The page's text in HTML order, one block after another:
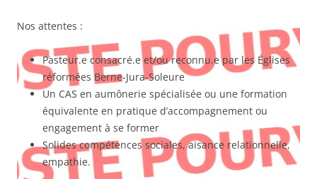
Nos attentes :
Pasteur.e consacré.e et/ou reconnu.e par les Églises
réformées Berne-Jura-Soleure
Un CAS en aumônerie spécialisée ou une formation
équivalente en pratique d’accompagnement ou
engagement à se former
Solides compétences sociales, aisance relationnelle,
empathie.